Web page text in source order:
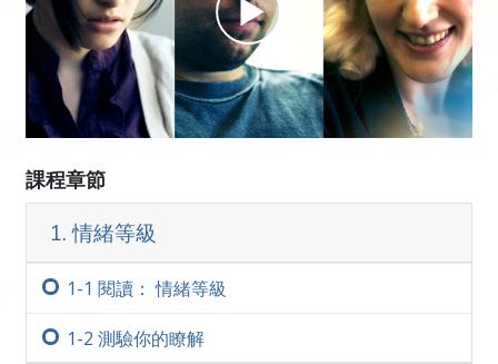
情緒等級是極為強而有力的工具，幫助你瞭解別
人的情緒，而且可以預測 他們的行為。使用情緒
等級，不論何時，你都知道該對人們有何期待：
一個生氣的人、一個長期安靜而悲傷的人，或是
感到無聊或快樂的人。你知道你可以預期誰能接
收你的溝通，並有所回饋。
研讀本研修時，要十分確定自己沒有跳過任何一
個沒有完全瞭解的字詞。一個人會放棄某一科
目、感到困惑或無法學習，唯一的原因，就是他
跳過了一個不瞭解的字詞。
課程章節
1. 情緒等級
閱讀： 情緒等級
測驗你的瞭解